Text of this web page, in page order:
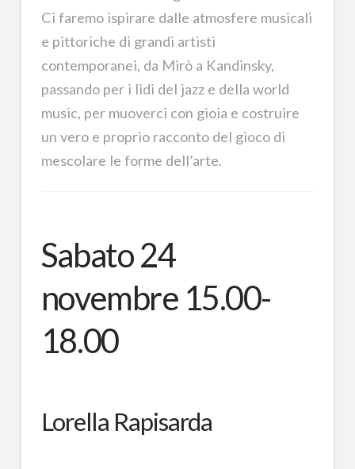
Ci faremo ispirare dalle atmosfere musicali
e pittoriche di grandi artisti
contemporanei, da Mirò a Kandinsky,
passando per i lidi del jazz e della world
music, per muoverci con gioia e costruire
un vero e proprio racconto del gioco di
mescolare le forme dell’arte.
Sabato 24
novembre 15.00-
18.00
Lorella Rapisarda